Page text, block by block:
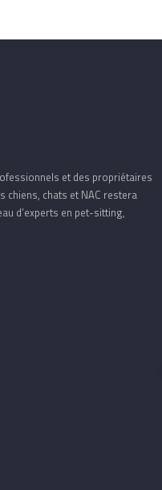
et des propriétaires
chiens, chats et NAC restera
d’experts en pet-sitting,